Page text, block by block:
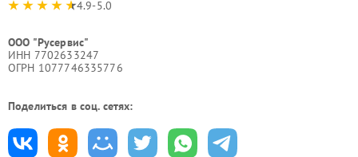
4.9-5.0
ООО "Русервис"
ИНН 7702633247
ОГРН 1077746335776
Поделиться в соц. сетях: